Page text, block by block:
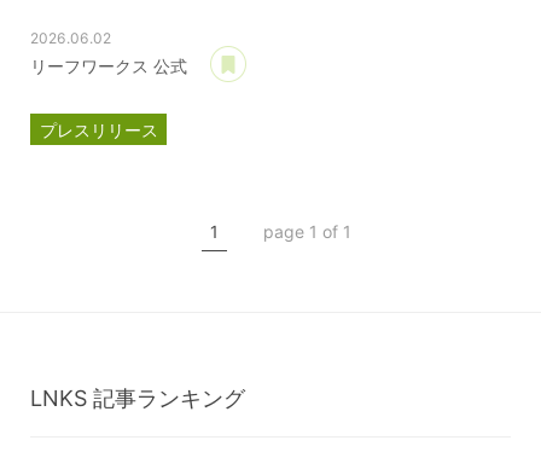
2026.06.02
リーフワークス 公式
プレスリリース
1 page 1 of 1
LNKS 記事ランキング